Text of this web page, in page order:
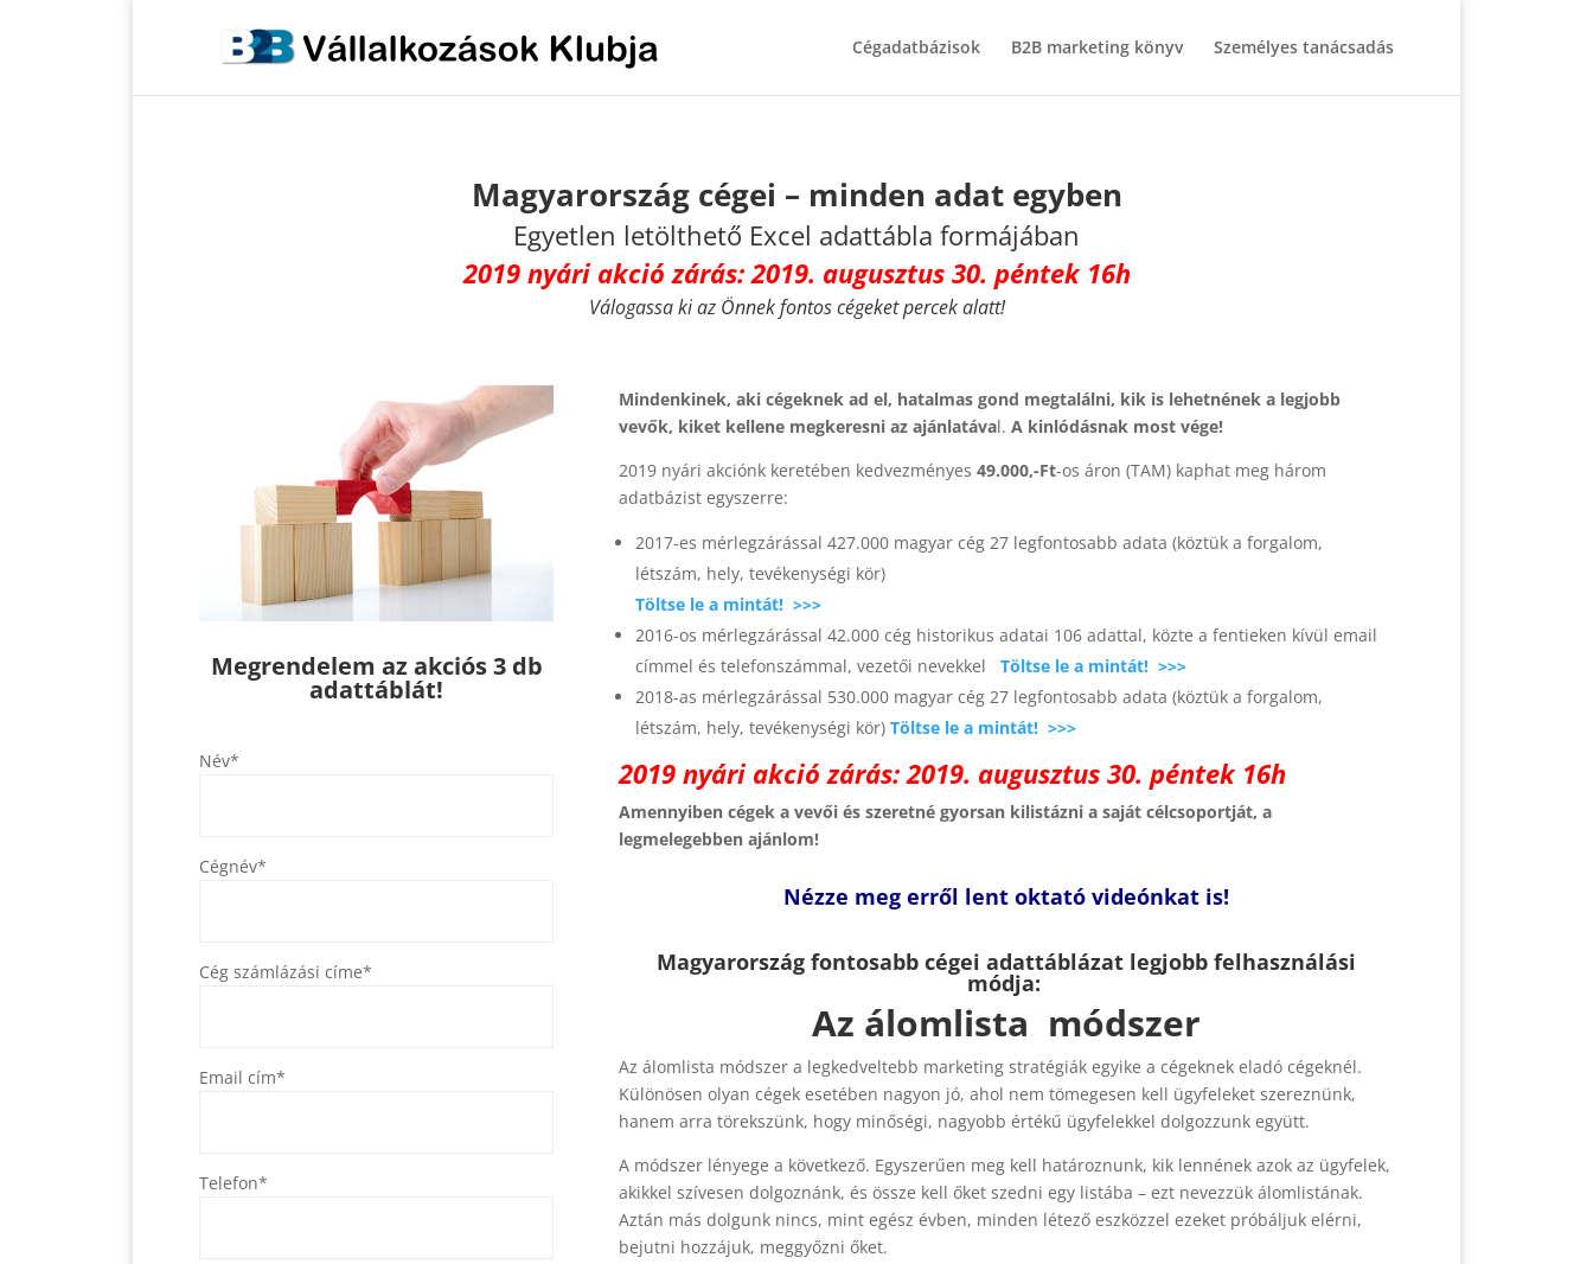
Cégadatbázisok B2B marketing könyv Személyes tanácsadás
Magyarország cégei – minden adat egyben
Egyetlen letölthető Excel adattábla formájában
2019 nyári akció zárás: 2019. augusztus 30. péntek 16h
Válogassa ki az Önnek fontos cégeket percek alatt!
Megrendelem az akciós 3 db
adattáblát!
Név*
Cégnév*
Cég számlázási címe*
Email cím*
Telefon*
Mindenkinek, aki cégeknek ad el, hatalmas gond megtalálni, kik is lehetnének a legjobb
vevők, kiket kellene megkeresni az ajánlatával. A kinlódásnak most vége!
2019 nyári akciónk keretében kedvezményes49.000,-Ft-os áron (TAM) kaphat meg három
adatbázist egyszerre:
2017-es mérlegzárással 427.000 magyar cég 27 legfontosabb adata (köztük a forgalom,
létszám, hely, tevékenységi kör)
Töltse le a mintát! >>>
2016-os mérlegzárással 42.000 cég historikus adatai 106 adattal, közte a fentieken kívül email
címmel és telefonszámmal, vezetői nevekkelTöltse le a mintát! >>>
2018-as mérlegzárással 530.000 magyar cég 27 legfontosabb adata (köztük a forgalom,
létszám, hely, tevékenységi kör)Töltse le a mintát! >>>
2019 nyári akció zárás: 2019. augusztus 30. péntek 16h
Amennyiben cégek a vevői és szeretné gyorsan kilistázni a saját célcsoportját, a
legmelegebben ajánlom!
Nézze meg erről lent oktató videónkat is!
Magyarország fontosabb cégei adattáblázat legjobb felhasználási
módja:
Az álomlista módszer
Az álomlista módszer a legkedveltebb marketing stratégiák egyike a cégeknek eladó cégeknél.
Különösen olyan cégek esetében nagyon jó, ahol nem tömegesen kell ügyfeleket szereznünk,
hanem arra törekszünk, hogy minőségi, nagyobb értékű ügyfelekkel dolgozzunk együtt.
A módszer lényege a következő. Egyszerűen meg kell határoznunk, kik lennének azok az ügyfelek,
akikkel szívesen dolgoznánk, és össze kell őket szedni egy listába – ezt nevezzük álomlistának.
Aztán más dolgunk nincs, mint egész évben, minden létező eszközzel ezeket próbáljuk elérni,
bejutni hozzájuk, meggyőzni őket.